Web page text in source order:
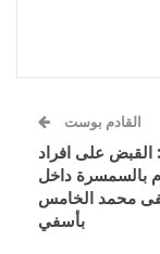
القادم بوست
على افراد
بالسمسرة داخل
محمد الخامس
بأسفي